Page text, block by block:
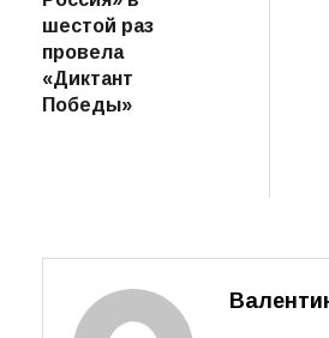
по
записям
«Единая
Россия» в
шестой раз
провела